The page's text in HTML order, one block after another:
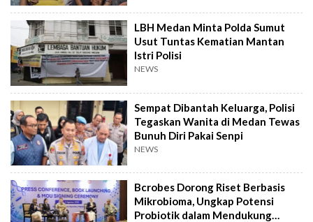
LBH Medan Minta Polda Sumut
Usut Tuntas Kematian Mantan
Istri Polisi
NEWS
Sempat Dibantah Keluarga, Polisi
Tegaskan Wanita di Medan Tewas
Bunuh Diri Pakai Senpi
NEWS
Bcrobes Dorong Riset Berbasis
Mikrobioma, Ungkap Potensi
Probiotik dalam Mendukung